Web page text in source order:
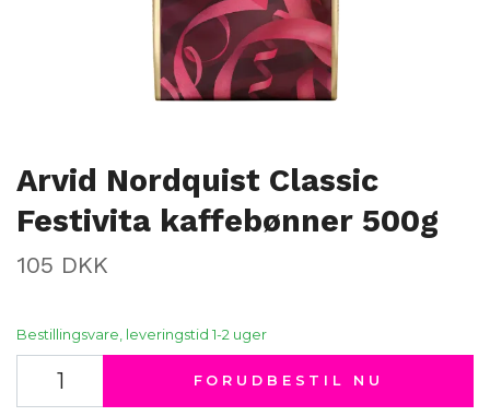
Arvid Nordquist Classic
Festivita kaffebønner 500g
105 DKK
Bestillingsvare, leveringstid 1-2 uger
FORUDBESTIL NU